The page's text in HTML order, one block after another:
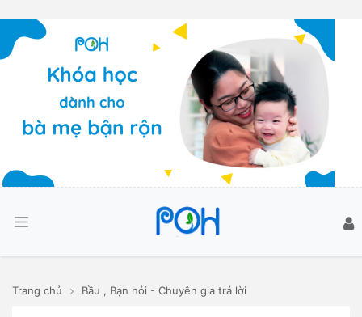
Trang chủ Bầu , Bạn hỏi - Chuyên gia trả lời